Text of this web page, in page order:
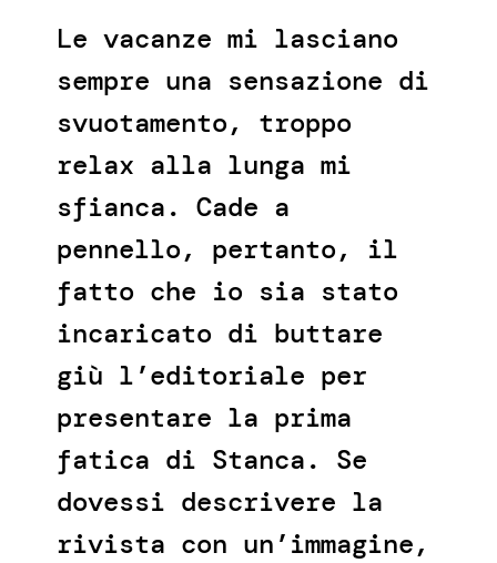
Le vacanze mi lasciano
sempre una sensazione di
svuotamento, troppo
relax alla lunga mi
sfianca. Cade a
pennello, pertanto, il
fatto che io sia stato
incaricato di buttare
giù l’editoriale per
presentare la prima
fatica di Stanca. Se
dovessi descrivere la
rivista con un’immagine,